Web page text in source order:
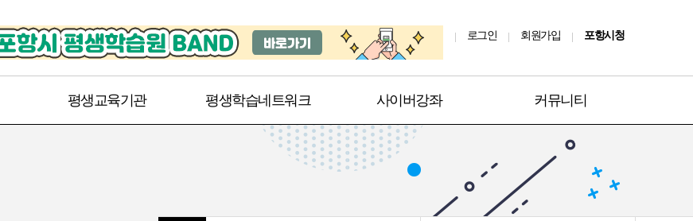
로그인 회원가입 포항시청
평생교육기관 평생학습네트워크 사이버강좌 커뮤니티